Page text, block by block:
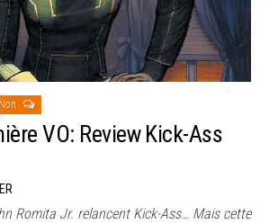
Non
VO: Review Kick-Ass
Romita Jr. relancent Kick-Ass… Mais cette